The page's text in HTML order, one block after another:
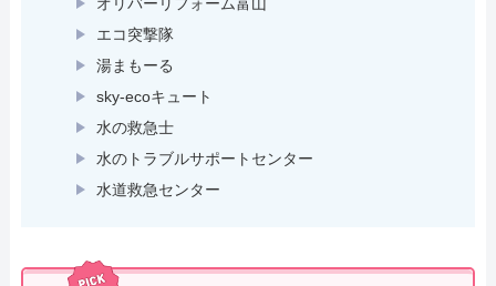
エコ突撃隊
湯まもーる
sky-ecoキュート
水の救急士
水のトラブルサポートセンター
水道救急センター